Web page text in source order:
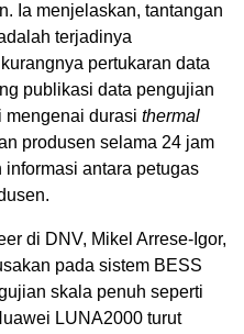
Ia menjelaskan, tantangan
terjadinya
pertukaran data
publikasi data pengujian
mengenai durasi thermal
produsen selama 24 jam
antara petugas
di DNV, Mikel Arrese-Igor,
pada sistem BESS
skala penuh seperti
LUNA2000 turut